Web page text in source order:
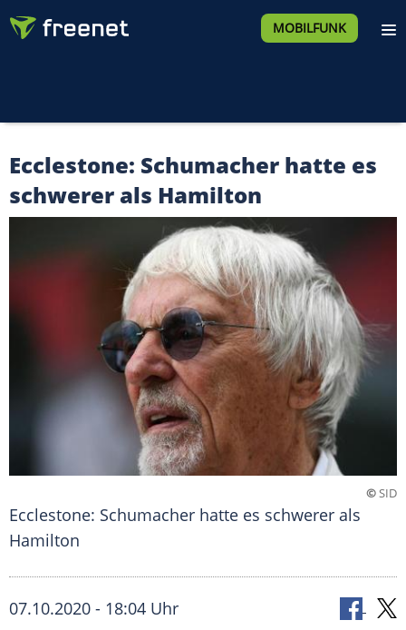
MOBILFUNK
Ecclestone: Schumacher hatte es
schwerer als Hamilton
©SID
Ecclestone: Schumacher hatte es schwerer als
Hamilton
07.10.2020 - 18:04 Uhr